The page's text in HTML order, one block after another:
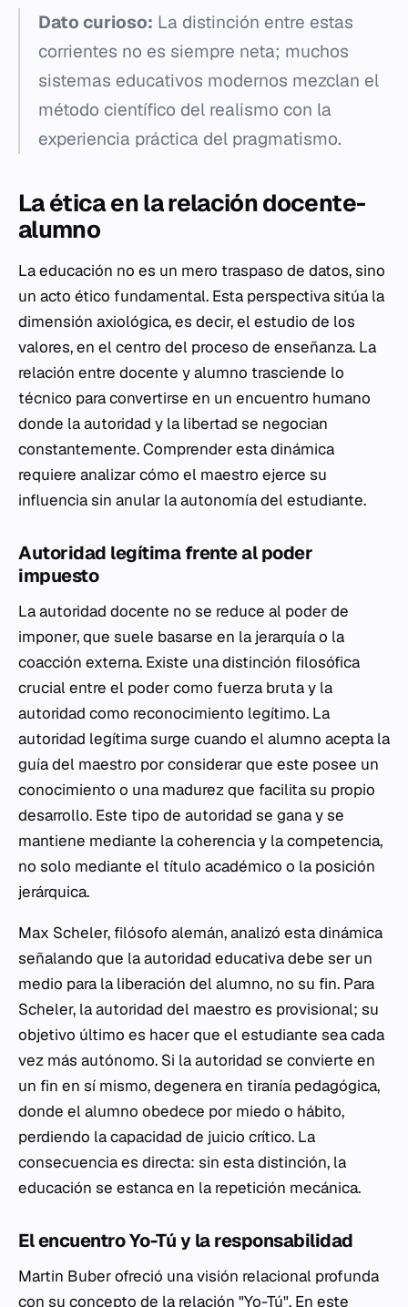
Dato curioso: La distinción entre estas
corrientes no es siempre neta; muchos
sistemas educativos modernos mezclan el
método científico del realismo con la
experiencia práctica del pragmatismo.
La ética en la relación docente-
alumno
La educación no es un mero traspaso de datos, sino
un acto ético fundamental. Esta perspectiva sitúa la
dimensión axiológica, es decir, el estudio de los
valores, en el centro del proceso de enseñanza. La
relación entre docente y alumno trasciende lo
técnico para convertirse en un encuentro humano
donde la autoridad y la libertad se negocian
constantemente. Comprender esta dinámica
requiere analizar cómo el maestro ejerce su
influencia sin anular la autonomía del estudiante.
Autoridad legítima frente al poder
impuesto
La autoridad docente no se reduce al poder de
imponer, que suele basarse en la jerarquía o la
coacción externa. Existe una distinción filosófica
crucial entre el poder como fuerza bruta y la
autoridad como reconocimiento legítimo. La
autoridad legítima surge cuando el alumno acepta la
guía del maestro por considerar que este posee un
conocimiento o una madurez que facilita su propio
desarrollo. Este tipo de autoridad se gana y se
mantiene mediante la coherencia y la competencia,
no solo mediante el título académico o la posición
jerárquica.
Max Scheler, filósofo alemán, analizó esta dinámica
señalando que la autoridad educativa debe ser un
medio para la liberación del alumno, no su fin. Para
Scheler, la autoridad del maestro es provisional; su
objetivo último es hacer que el estudiante sea cada
vez más autónomo. Si la autoridad se convierte en
un fin en sí mismo, degenera en tiranía pedagógica,
donde el alumno obedece por miedo o hábito,
perdiendo la capacidad de juicio crítico. La
consecuencia es directa: sin esta distinción, la
educación se estanca en la repetición mecánica.
El encuentro Yo-Tú y la responsabilidad
Martin Buber ofreció una visión relacional profunda
con su concepto de la relación "Yo-Tú". En este